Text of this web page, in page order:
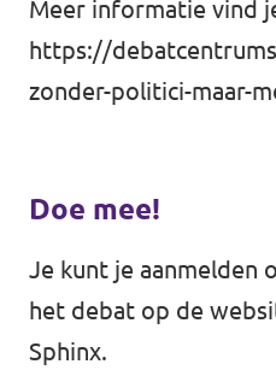
Meer informatie vind
https://
zonder-politici-maar-
Doe mee!
Je kunt je aanmelden
het debat op de
Sphinx.